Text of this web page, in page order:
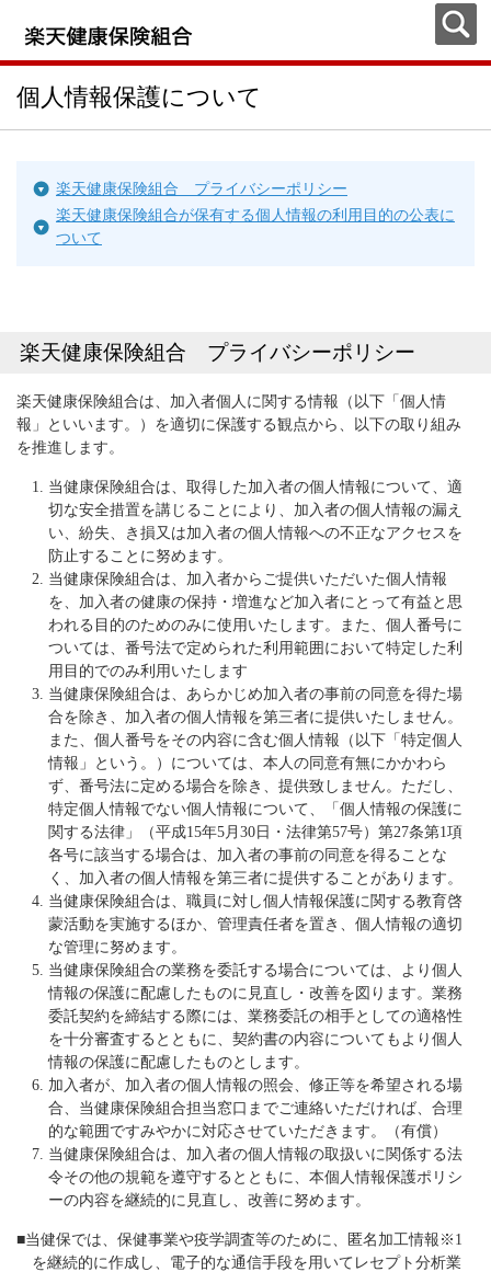
個人情報保護について
楽天健康保険組合 プライバシーポリシー
楽天健康保険組合が保有する個人情報の利用目的の公表に
ついて
楽天健康保険組合 プライバシーポリシー
楽天健康保険組合は、加入者個人に関する情報（以下「個人情
報」といいます。）を適切に保護する観点から、以下の取り組み
を推進します。
当健康保険組合は、取得した加入者の個人情報について、適
切な安全措置を講じることにより、加入者の個人情報の漏え
い、紛失、き損又は加入者の個人情報への不正なアクセスを
防止することに努めます。
当健康保険組合は、加入者からご提供いただいた個人情報
を、加入者の健康の保持・増進など加入者にとって有益と思
われる目的のためのみに使用いたします。また、個人番号に
ついては、番号法で定められた利用範囲において特定した利
用目的でのみ利用いたします
当健康保険組合は、あらかじめ加入者の事前の同意を得た場
合を除き、加入者の個人情報を第三者に提供いたしません。
また、個人番号をその内容に含む個人情報（以下「特定個人
情報」という。）については、本人の同意有無にかかわら
ず、番号法に定める場合を除き、提供致しません。ただし、
特定個人情報でない個人情報について、「個人情報の保護に
関する法律」（平成15年5月30日・法律第57号）第27条第1項
各号に該当する場合は、加入者の事前の同意を得ることな
く、加入者の個人情報を第三者に提供することがあります。
当健康保険組合は、職員に対し個人情報保護に関する教育啓
蒙活動を実施するほか、管理責任者を置き、個人情報の適切
な管理に努めます。
当健康保険組合の業務を委託する場合については、より個人
情報の保護に配慮したものに見直し・改善を図ります。業務
委託契約を締結する際には、業務委託の相手としての適格性
を十分審査するとともに、契約書の内容についてもより個人
情報の保護に配慮したものとします。
加入者が、加入者の個人情報の照会、修正等を希望される場
合、当健康保険組合担当窓口までご連絡いただければ、合理
的な範囲ですみやかに対応させていただきます。（有償）
当健康保険組合は、加入者の個人情報の取扱いに関係する法
令その他の規範を遵守するとともに、本個人情報保護ポリシ
ーの内容を継続的に見直し、改善に努めます。
■当健保では、保健事業や疫学調査等のために、匿名加工情報※1
を継続的に作成し、電子的な通信手段を用いてレセプト分析業